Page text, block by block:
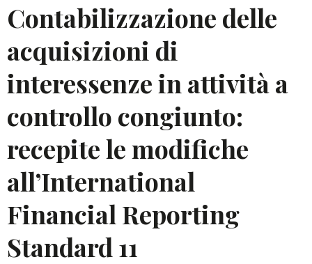
Contabilizzazione delle
acquisizioni di
interessenze in attività a
controllo congiunto:
recepite le modifiche
all’International
Financial Reporting
Standard 11